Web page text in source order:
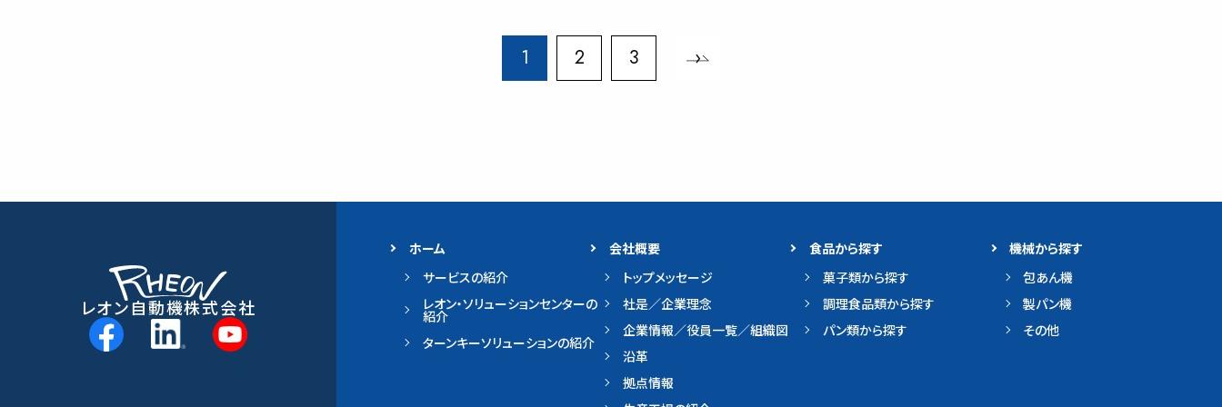
1 2 3 ›
レオン自動機株式会社
ホーム
サービスの紹介
レオン・ソリューションセンターの
紹介
ターンキーソリューションの紹介
会社概要
トップメッセージ
社是／企業理念
企業情報／役員一覧／組織図
沿革
拠点情報
食品から探す
菓子類から探す
調理食品類から探す
パン類から探す
機械から探す
包あん機
製パン機
その他